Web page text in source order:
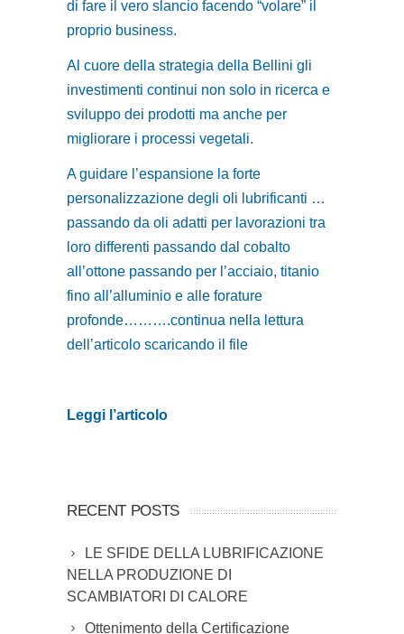
di fare il vero slancio facendo “volare” il
proprio business.
Al cuore della strategia della Bellini gli
investimenti continui non solo in ricerca e
sviluppo dei prodotti ma anche per
migliorare i processi vegetali.
A guidare l’espansione la forte
personalizzazione degli oli lubrificanti …
passando da oli adatti per lavorazioni tra
loro differenti passando dal cobalto
all’ottone passando per l’acciaio, titanio
fino all’alluminio e alle forature
profonde……….continua nella lettura
dell’articolo scaricando il file
Leggi l’articolo
RECENT POSTS
LE SFIDE DELLA LUBRIFICAZIONE
NELLA PRODUZIONE DI
SCAMBIATORI DI CALORE
Ottenimento della Certificazione